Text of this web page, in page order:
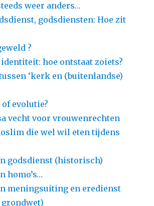
weer anders…
godsdiensten: Hoe zit
?
hoe ontstaat zoiets?
‘kerk en (buitenlandse)
evolutie?
vecht voor vrouwenrechten
die wel wil eten tijdens
godsdienst (historisch)
homo’s…
meningsuiting en eredienst